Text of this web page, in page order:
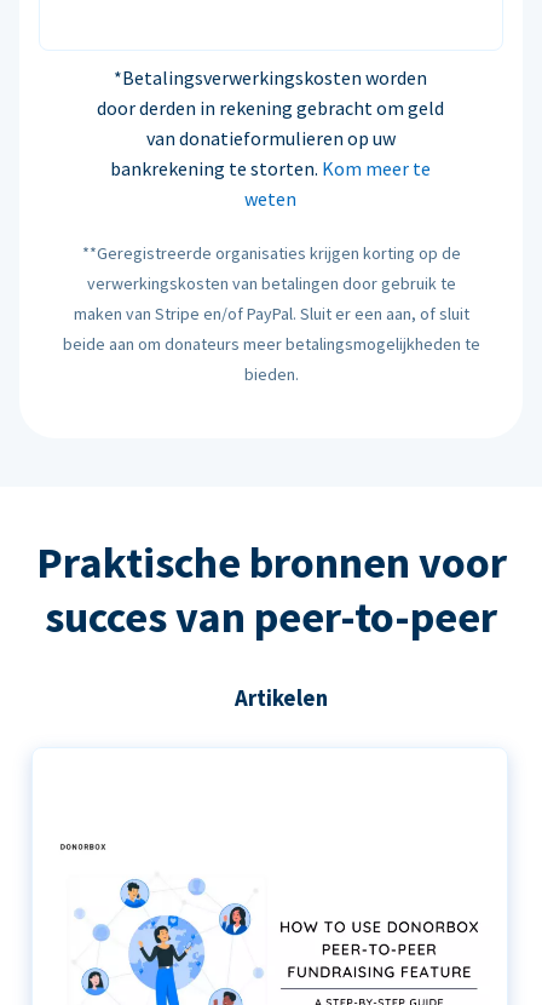
*Betalingsverwerkingskosten worden
door derden in rekening gebracht om geld
van donatieformulieren op uw
bankrekening te storten. Kom meer te
weten
**Geregistreerde organisaties krijgen korting op de
verwerkingskosten van betalingen door gebruik te
maken van Stripe en/of PayPal. Sluit er een aan, of sluit
beide aan om donateurs meer betalingsmogelijkheden te
bieden.
Praktische bronnen voor
succes van peer-to-peer
Artikelen